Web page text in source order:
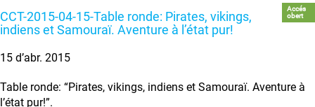
CCT-2015-04-15-Table ronde: Pirates, vikings,
indiens et Samouraï. Aventure à l’état pur!
Accés
obert
15 d’abr. 2015
Table ronde: “Pirates, vikings, indiens et Samouraï. Aventure à
l’état pur!”.